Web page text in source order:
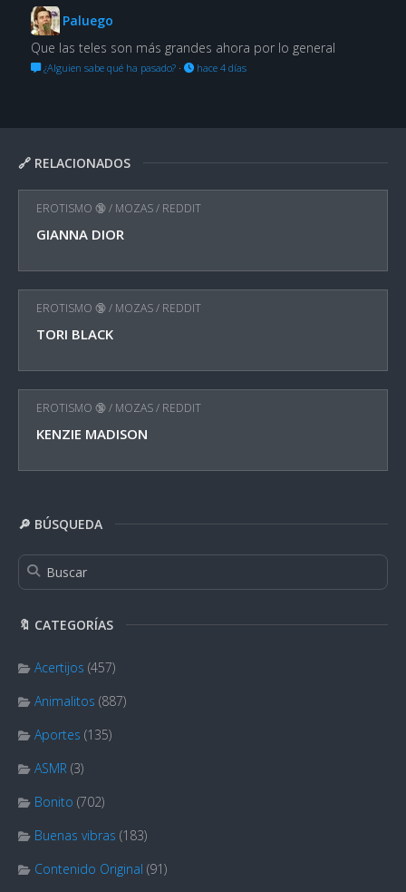
🔗 RELACIONADOS
EROTISMO 🔞/ MOZAS/ REDDIT
GIANNA DIOR
EROTISMO 🔞/ MOZAS/ REDDIT
TORI BLACK
EROTISMO 🔞/ MOZAS/ REDDIT
KENZIE MADISON
🔎 BÚSQUEDA
🔖 CATEGORÍAS
Acertijos (457)
Animalitos (887)
Aportes (135)
ASMR (3)
Bonito (702)
Buenas vibras (183)
Contenido Original (91)
Paluego
Que las teles son más grandes ahora por lo general
¿Alguien sabe qué ha pasado?· hace 4 días